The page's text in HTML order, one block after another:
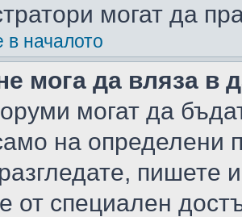
могат да
в началото
мога да вляза в
могат да
на определени
пишете
от специален